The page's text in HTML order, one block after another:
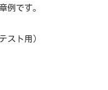
例です。
スト用）